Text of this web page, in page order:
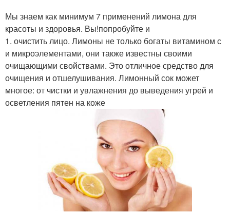
Мы знаем как минимум 7 применений лимона для
красоты и здоровья. Вы!попробуйте и
1. очистить лицо. Лимоны не только богаты витамином с
и микроэлементами, они также известны своими
очищающими свойствами. Это отличное средство для
очищения и отшелушивания. Лимонный сок может
многое: от чистки и увлажнения до выведения угрей и
осветления пятен на коже